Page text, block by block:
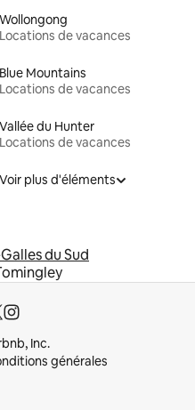
Wollongong
Locations de vacances
Blue Mountains
Locations de vacances
Vallée du Hunter
Locations de vacances
Voir plus d'éléments
du Sud
Inc.
générales